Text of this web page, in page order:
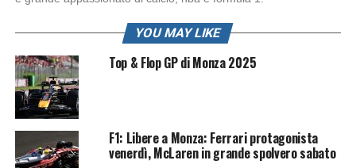
YOU MAY LIKE
Top & Flop GP di Monza 2025
F1: Libere a Monza: Ferrari protagonista
venerdì, McLaren in grande spolvero sabato